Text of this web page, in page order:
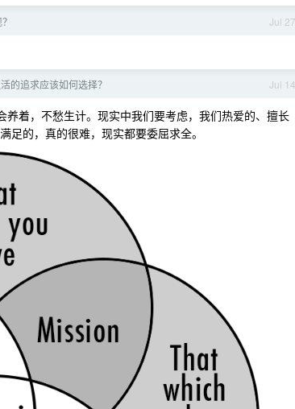
Jul 27
Jul 14
的追求应该如何选择？
着，不愁生计。现实中我们要考虑，我们热爱的、擅长
的，真的很难，现实都要委屈求全。